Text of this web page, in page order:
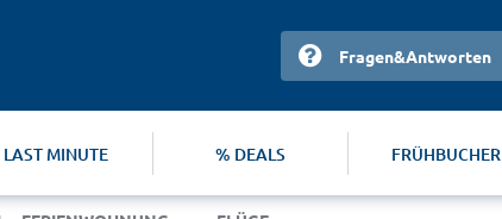
Fragen&Antworten
LAST MINUTE % DEALS FRÜHBUCHER